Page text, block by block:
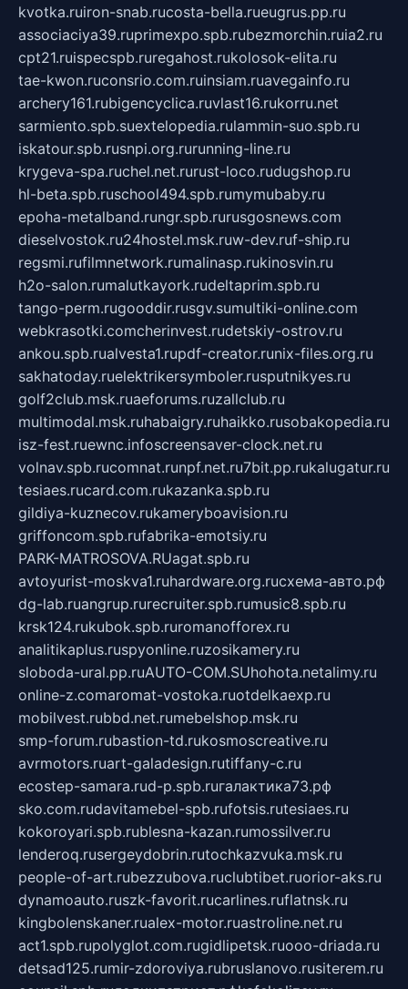
kvotka.ruiron-snab.rucosta-bella.rueugrus.pp.ru
associaciya39.ruprimexpo.spb.rubezmorchin.ruia2.ru
cpt21.ruispecspb.ruregahost.rukolosok-elita.ru
tae-kwon.ruconsrio.com.ruinsiam.ruavegainfo.ru
archery161.rubigencyclica.ruvlast16.rukorru.net
sarmiento.spb.suextelopedia.rulammin-suo.spb.ru
iskatour.spb.rusnpi.org.rurunning-line.ru
krygeva-spa.ruchel.net.rurust-loco.rudugshop.ru
hl-beta.spb.ruschool494.spb.rumymubaby.ru
epoha-metalband.rungr.spb.rurusgosnews.com
dieselvostok.ru24hostel.msk.ruw-dev.ruf-ship.ru
regsmi.rufilmnetwork.rumalinasp.rukinosvin.ru
h2o-salon.rumalutkayork.rudeltaprim.spb.ru
tango-perm.rugooddir.rusgv.sumultiki-online.com
webkrasotki.comcherinvest.rudetskiy-ostrov.ru
ankou.spb.rualvesta1.rupdf-creator.runix-files.org.ru
sakhatoday.ruelektrikersymboler.rusputnikyes.ru
golf2club.msk.ruaeforums.ruzallclub.ru
multimodal.msk.ruhabaigry.ruhaikko.rusobakopedia.ru
isz-fest.ruewnc.infoscreensaver-clock.net.ru
volnav.spb.rucomnat.runpf.net.ru7bit.pp.rukalugatur.ru
tesiaes.rucard.com.rukazanka.spb.ru
gildiya-kuznecov.rukameryboavision.ru
griffoncom.spb.rufabrika-emotsiy.ru
PARK-MATROSOVA.RUagat.spb.ru
avtoyurist-moskva1.ruhardware.org.ruсхема-авто.рф
dg-lab.ruangrup.rurecruiter.spb.rumusic8.spb.ru
krsk124.rukubok.spb.ruromanofforex.ru
analitikaplus.ruspyonline.ruzosikamery.ru
sloboda-ural.pp.ruAUTO-COM.SUhohota.netalimy.ru
online-z.comaromat-vostoka.ruotdelkaexp.ru
mobilvest.rubbd.net.rumebelshop.msk.ru
smp-forum.rubastion-td.rukosmoscreative.ru
avrmotors.ruart-galadesign.rutiffany-c.ru
ecostep-samara.rud-p.spb.ruгалактика73.рф
sko.com.rudavitamebel-spb.rufotsis.rutesiaes.ru
kokoroyari.spb.rublesna-kazan.rumossilver.ru
lenderoq.rusergeydobrin.rutochkazvuka.msk.ru
people-of-art.rubezzubova.ruclubtibet.ruorior-aks.ru
dynamoauto.ruszk-favorit.rucarlines.ruflatnsk.ru
kingbolenskaner.rualex-motor.ruastroline.net.ru
act1.spb.rupolyglot.com.rugidlipetsk.ruooo-driada.ru
detsad125.rumir-zdoroviya.rubruslanovo.rusiterem.ru